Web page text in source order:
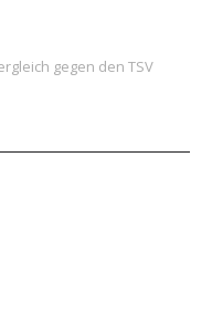
gegen den TSV